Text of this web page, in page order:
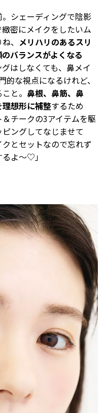
。シェーディングで陰影
密にメイクをしたいム
、 メリハリのあるスリ
バランスがよくなる
はしなくても、鼻メイ
的な視点になるけれど、
と。 鼻根、鼻筋、鼻
想形に補整するため
チークの3アイテムを駆
ングしてなじませて
とセットなので忘れず
よ〜♡」